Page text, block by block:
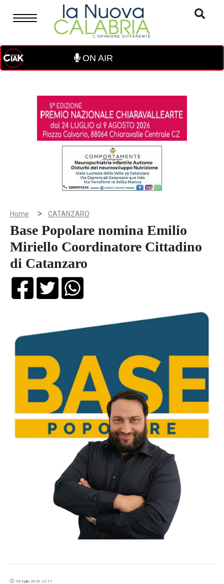
ON AIR
Home > CATANZARO
Base Popolare nomina Emilio
Miriello Coordinatore Cittadino
di Catanzaro
08 luglio 2026 22:17